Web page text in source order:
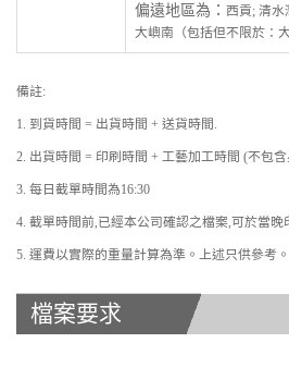
偏遠地區為： 西貢; 清水
大嶼南（包括但不限於：
備註:
1. 到貨時間 = 出貨時間 + 送貨時間.
2. 出貨時間 = 印刷時間 + 工藝加工時間 (不包
3. 每日截單時間為16:30
4. 截單時間前,已經本公司確認之檔案,可於當晚
5. 運費以實際的重量計算為準。上述只供參考。
檔案要求